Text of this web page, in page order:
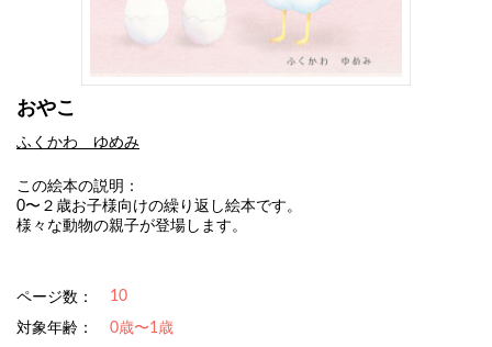
おやこ
ふくかわ ゆめみ
この絵本の説明：
0〜２歳お子様向けの繰り返し絵本です。
様々な動物の親子が登場します。
ページ数： 10
対象年齢：
0歳〜1歳